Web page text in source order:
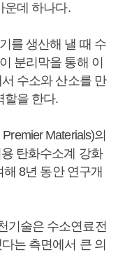
운데 하나다.
를 생산해 낼 때 수
분리막을 통해 이
수소와 산소를 만
할을 한다.
Materials)의
탄화수소계 강화
8년 동안 연구개
기술은 수소연료전
는 측면에서 큰 의